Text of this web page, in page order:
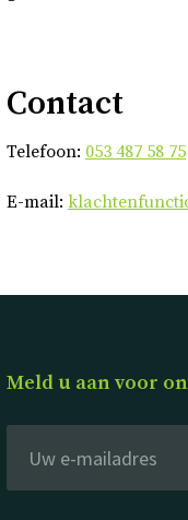
Contact
Telefoon: 053 487 58 75
E-mail:
Meld u aan voor